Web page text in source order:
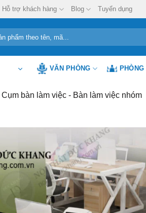
Hỗ trợ khách hàng Blog Tuyển dụng
VĂN PHÒNG
Cụm bàn làm việc - Bàn làm việc nhóm